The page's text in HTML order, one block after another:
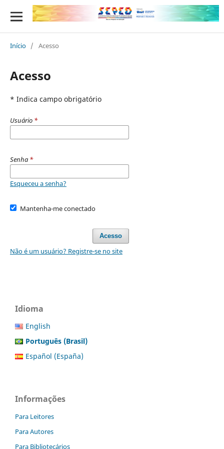
Início / Acesso
Acesso
* Indica campo obrigatório
Usuário *
Senha *
Esqueceu a senha?
Mantenha-me conectado
Acesso
Não é um usuário? Registre-se no site
Idioma
English
Português (Brasil)
Español (España)
Informações
Para Leitores
Para Autores
Para Bibliotecários